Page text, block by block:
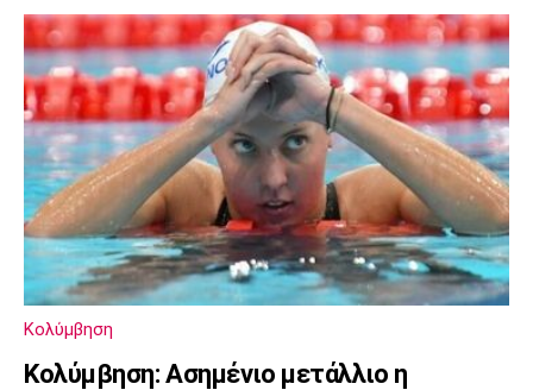
Κολύμβηση
Κολύμβηση: Ασημένιο μετάλλιο η